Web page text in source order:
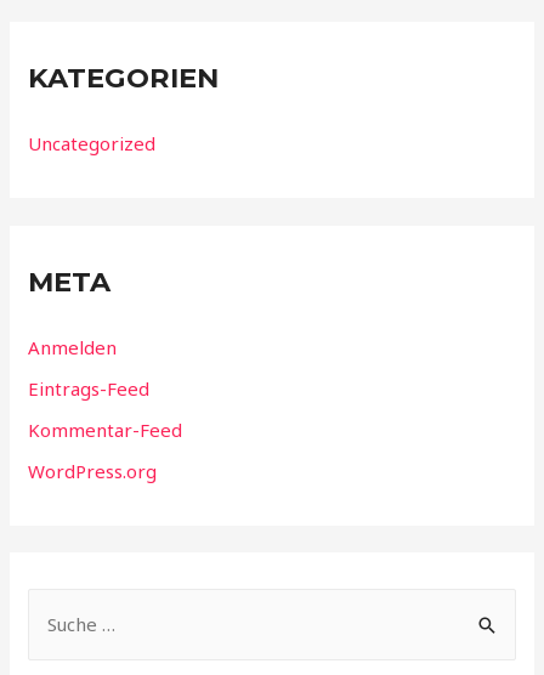
KATEGORIEN
Uncategorized
META
Anmelden
Eintrags-Feed
Kommentar-Feed
WordPress.org